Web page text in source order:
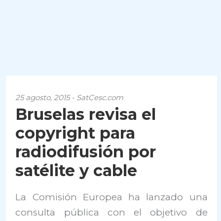
25 agosto, 2015 - SatCesc.com
Bruselas revisa el
copyright para
radiodifusión por
satélite y cable
La Comisión Europea ha lanzado una
consulta pública con el objetivo de